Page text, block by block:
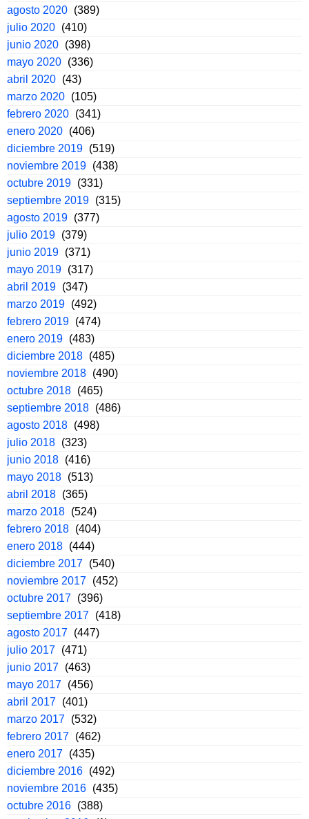
agosto 2020 (389)
julio 2020 (410)
junio 2020 (398)
mayo 2020 (336)
abril 2020 (43)
marzo 2020 (105)
febrero 2020 (341)
enero 2020 (406)
diciembre 2019 (519)
noviembre 2019 (438)
octubre 2019 (331)
septiembre 2019 (315)
agosto 2019 (377)
julio 2019 (379)
junio 2019 (371)
mayo 2019 (317)
abril 2019 (347)
marzo 2019 (492)
febrero 2019 (474)
enero 2019 (483)
diciembre 2018 (485)
noviembre 2018 (490)
octubre 2018 (465)
septiembre 2018 (486)
agosto 2018 (498)
julio 2018 (323)
junio 2018 (416)
mayo 2018 (513)
abril 2018 (365)
marzo 2018 (524)
febrero 2018 (404)
enero 2018 (444)
diciembre 2017 (540)
noviembre 2017 (452)
octubre 2017 (396)
septiembre 2017 (418)
agosto 2017 (447)
julio 2017 (471)
junio 2017 (463)
mayo 2017 (456)
abril 2017 (401)
marzo 2017 (532)
febrero 2017 (462)
enero 2017 (435)
diciembre 2016 (492)
noviembre 2016 (435)
octubre 2016 (388)